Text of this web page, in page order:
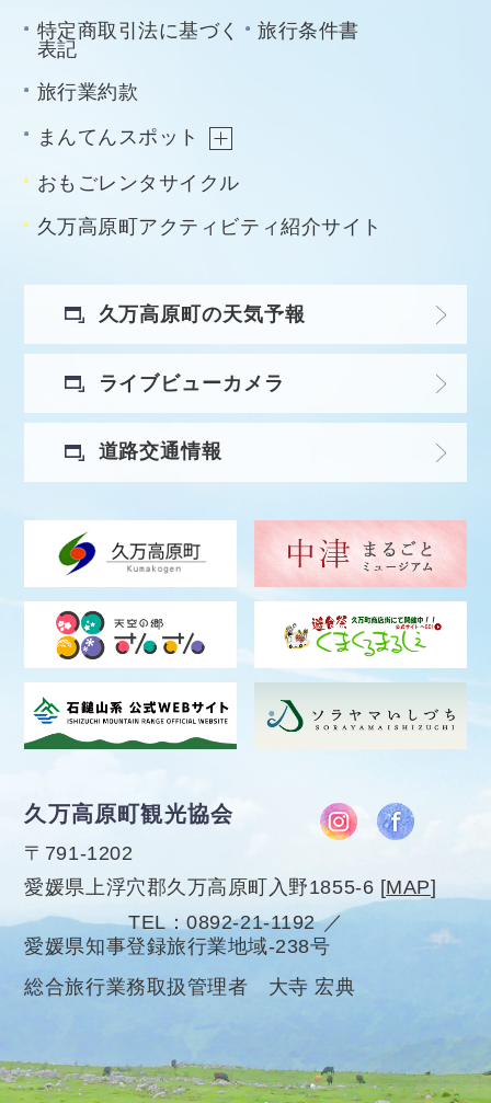
特定商取引法に基づく
表記
旅行条件書
旅行業約款
まんてんスポット
おもごレンタサイクル
久万高原町アクティビティ紹介サイト
久万高原町の天気予報
ライブビューカメラ
道路交通情報
久万高原町観光協会
〒791-1202
愛媛県上浮穴郡久万高原町入野1855-6 [MAP]
TEL
0892-21-1192
愛媛県知事登録旅行業地域-238号
総合旅行業務取扱管理者 大寺 宏典